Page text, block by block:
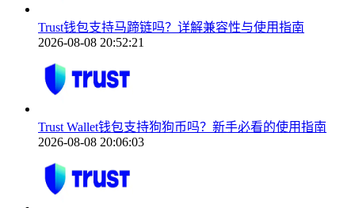
Trust钱包支持马蹄链吗？详解兼容性与使用指南
2026-08-08 20:52:21
Trust Wallet钱包支持狗狗币吗？新手必看的使用指南
2026-08-08 20:06:03